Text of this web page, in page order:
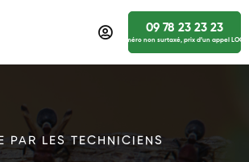
09 78 23 23 23
numéro non surtaxé, prix d’un appel
PAR LES TECHNICIENS